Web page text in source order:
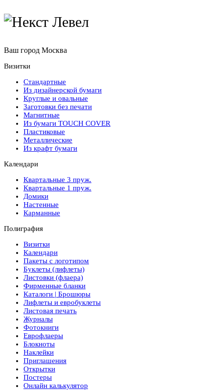
Ваш город Москва
Визитки
Стандартные
Из дизайнерской бумаги
Круглые и овальные
Заготовки без печати
Магнитные
Из бумаги TOUCH COVER
Пластиковые
Металлические
Из крафт бумаги
Календари
Квартальные 3 пруж.
Квартальные 1 пруж.
Домики
Настенные
Карманные
Полиграфия
Визитки
Календари
Пакеты с логотипом
Буклеты (лифлеты)
Листовки (флаера)
Фирменные бланки
Каталоги | Брошюры
Лифлеты и евробуклеты
Листовая печать
Журналы
Фотокниги
Еврофлаеры
Блокноты
Наклейки
Приглашения
Открытки
Постеры
Онлайн калькулятор